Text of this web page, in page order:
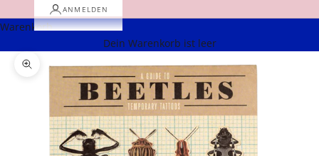
ANMELDEN
Warenkorb
Dein Warenkorb ist leer
Bild vergrößern